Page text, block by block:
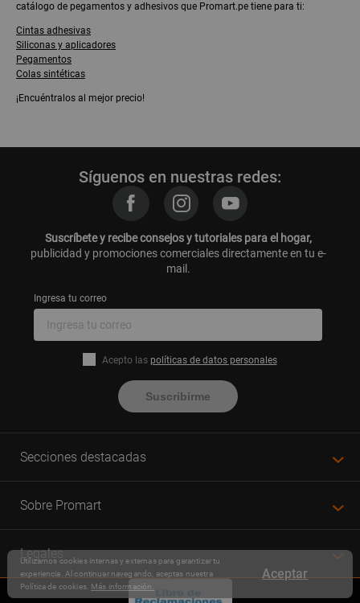
catálogo de pegamentos y adhesivos que Promart.pe tiene para ti:
Cintas adhesivas
Siliconas y aplicadores
Pegamentos
Colas sintéticas
¡Encuéntralos al mejor precio!
Síguenos en nuestras redes:
Suscríbete y recibe consejos y tutoriales para el hogar,
publicidad y promociones comerciales directamente en tu e-
mail.
Ingresa tu correo
Acepto las políticas de datos personales
Suscribirme
Secciones destacadas
Sobre Promart
Legales
Aceptar
Utilizamos cookies internas y externas para garantizar tu
experiencia. Al continuar navegando, aceptas nuestra
Política de cookies. Más información.